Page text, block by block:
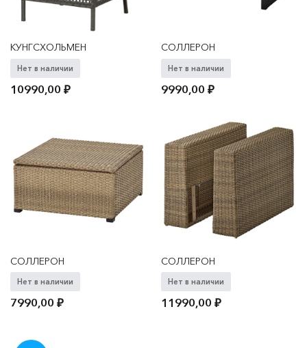
КУНГСХОЛЬМЕН
Нет в наличии
10990,00₽
СОЛЛЕРОН
Нет в наличии
9990,00₽
СОЛЛЕРОН
Нет в наличии
7990,00₽
СОЛЛЕРОН
Нет в наличии
11990,00₽